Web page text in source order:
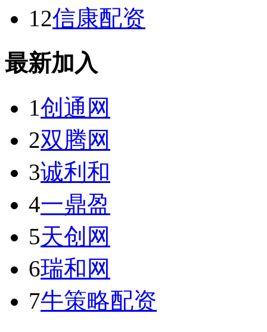
12信康配资
最新加入
1创通网
2双腾网
3诚利和
4一鼎盈
5天创网
6瑞和网
7牛策略配资